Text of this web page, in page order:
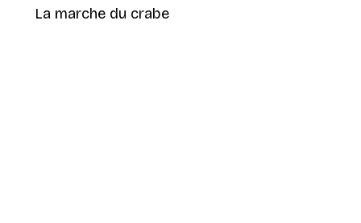
La marche du crabe